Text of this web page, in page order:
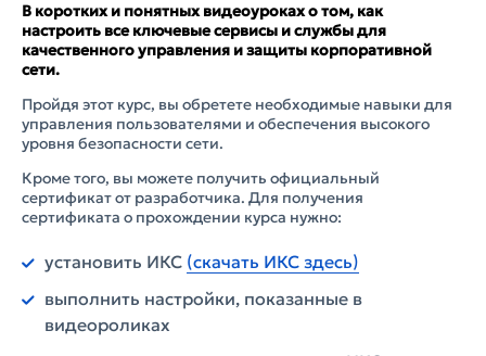
В коротких и понятных видеоуроках о том, как
настроить все ключевые сервисы и службы для
качественного управления и защиты корпоративной
сети.
Пройдя этот курс, вы обретете необходимые навыки для
управления пользователями и обеспечения высокого
уровня безопасности сети.
Кроме того, вы можете получить официальный
сертификат от разработчика. Для получения
сертификата о прохождении курса нужно:
установить ИКС (скачать ИКС здесь)
выполнить настройки, показанные в
видеороликах